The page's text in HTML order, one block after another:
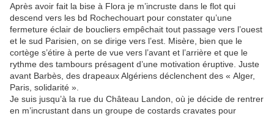
Après avoir fait la bise à Flora je m’incruste dans le flot qui
descend vers les bd Rochechouart pour constater qu’une
fermeture éclair de boucliers empêchait tout passage vers l’ouest
et le sud Parisien, on se dirige vers l’est. Misère, bien que le
cortège s’étire à perte de vue vers l’avant et l’arrière et que le
rythme des tambours présagent d’une motivation éruptive. Juste
avant Barbès, des drapeaux Algériens déclenchent des « Alger,
Paris, solidarité ».
Je suis jusqu’à la rue du Château Landon, où je décide de rentrer
en m’incrustant dans un groupe de costards cravates pour